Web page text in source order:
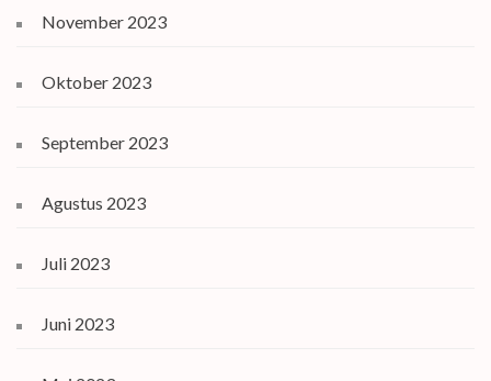
November 2023
Oktober 2023
September 2023
Agustus 2023
Juli 2023
Juni 2023